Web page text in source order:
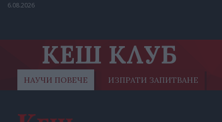
6.08.2026
КЕШ КЛУБ
НАУЧИ ПОВЕЧЕ ИЗПРАТИ ЗАПИТВАНЕ